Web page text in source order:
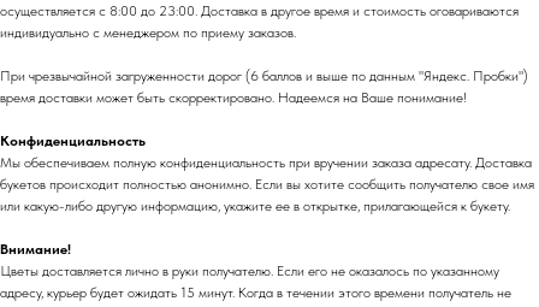
осуществляется с 8:00 до 23:00. Доставка в другое время и стоимость оговариваются
индивидуально с менеджером по приему заказов.
При чрезвычайной загруженности дорог (6 баллов и выше по данным "Яндекс. Пробки")
время доставки может быть скорректировано. Надеемся на Ваше понимание!
Конфиденциальность
Мы обеспечиваем полную конфиденциальность при вручении заказа адресату. Доставка
букетов происходит полностью анонимно. Если вы хотите сообщить получателю свое имя
или какую-либо другую информацию, укажите ее в открытке, прилагающейся к букету.
Внимание!
Цветы доставляется лично в руки получателю. Если его не оказалось по указанному
адресу, курьер будет ожидать 15 минут. Когда в течении этого времени получатель не